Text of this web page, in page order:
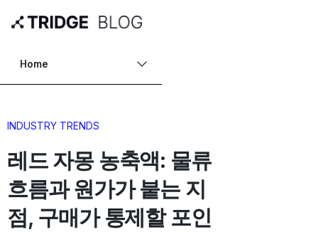
Home
INDUSTRY TRENDS
레드 자몽 농축액: 물류
흐름과 원가가 붙는 지
점, 구매가 통제할 포인